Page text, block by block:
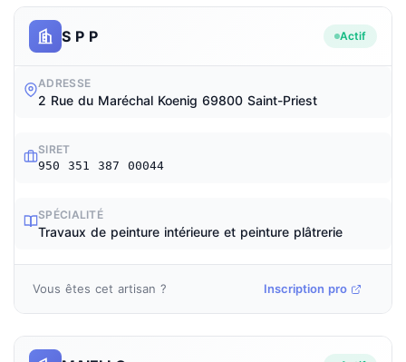
S P P Actif
ADRESSE
2 Rue du Maréchal Koenig 69800 Saint-Priest
SIRET
950 351 387 00044
SPÉCIALITÉ
Travaux de peinture intérieure et peinture plâtrerie
Vous êtes cet artisan ? Inscription pro